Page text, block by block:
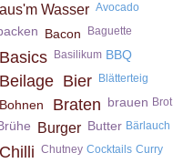
aus'm Wasser Avocado
Bacon Baguette
Basics Basilikum BBQ
Beilage Bier Blätterteig
Bohnen Braten brauen Brot
Burger Butter Bärlauch
Chilli Chutney Cocktails Curry